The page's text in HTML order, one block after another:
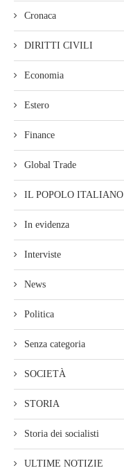
Cronaca
DIRITTI CIVILI
Economia
Estero
Finance
Global Trade
IL POPOLO ITALIANO
In evidenza
Interviste
News
Politica
Senza categoria
SOCIETÀ
STORIA
Storia dei socialisti
ULTIME NOTIZIE